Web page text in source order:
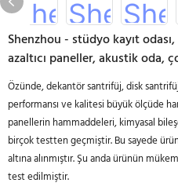
Shenzhou - stüdyo kayıt
azaltıcı paneller, akustik oda,
Özünde, dekantör santrifüj, disk
performansı ve kalitesi büyük ölçüde
panellerin hammaddeleri, kimyasal
birçok testten geçmiştir. Bu sayede
altına alınmıştır. Şu anda ürünün
test edilmiştir.